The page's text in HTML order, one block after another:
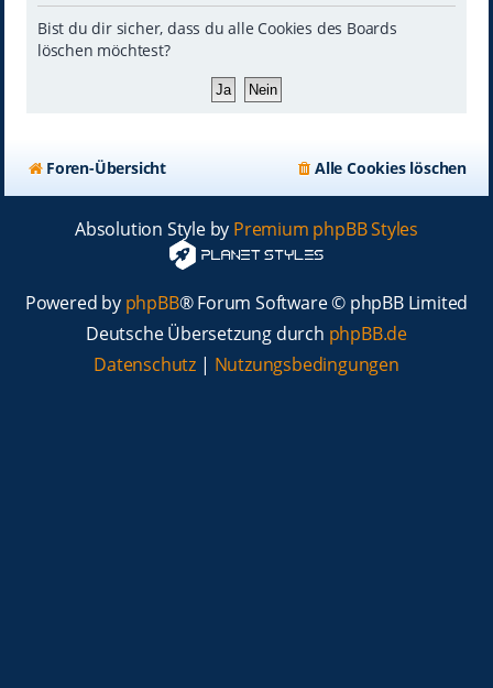
Bist du dir sicher, dass du alle Cookies des Boards
löschen möchtest?
Foren-Übersicht Alle Cookies löschen
Absolution Style by Premium phpBB Styles
Powered by phpBB® Forum Software © phpBB Limited
Deutsche Übersetzung durch phpBB.de
Datenschutz | Nutzungsbedingungen